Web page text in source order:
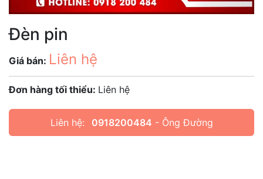
Đèn pin
Giá bán: Liên hệ
Đơn hàng tối thiểu: Liên hệ
Liên hệ: 0918200484 - Ông Đường